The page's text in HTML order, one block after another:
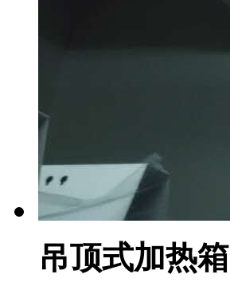
吊顶式加热箱